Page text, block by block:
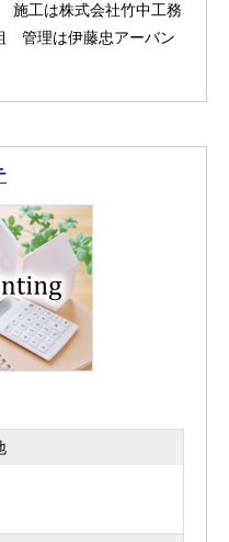
施工は株式会社竹中工務
管理は伊藤忠アーバン